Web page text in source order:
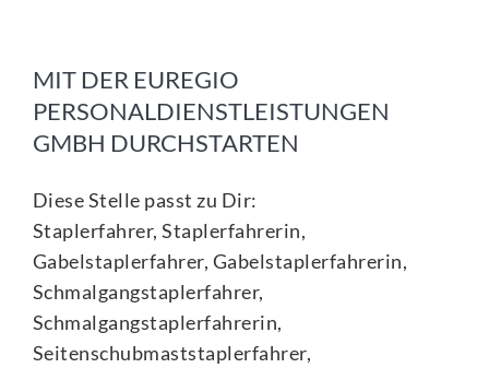
MIT DER EUREGIO
PERSONALDIENSTLEISTUNGEN
GMBH DURCHSTARTEN
Diese Stelle passt zu Dir:
Staplerfahrer, Staplerfahrerin,
Gabelstaplerfahrer, Gabelstaplerfahrerin,
Schmalgangstaplerfahrer,
Schmalgangstaplerfahrerin,
Seitenschubmaststaplerfahrer,